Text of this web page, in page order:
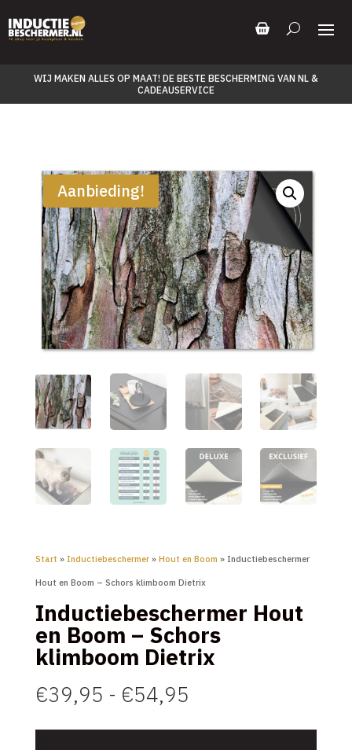
WIJ MAKEN ALLES OP MAAT! DE BESTE BESCHERMING VAN NL &
CADEAUSERVICE
Aanbieding!
Start » Inductiebeschermer» Hout en Boom » Inductiebeschermer
Hout en Boom – Schors klimboom Dietrix
Inductiebeschermer Hout
en Boom – Schors
klimboom Dietrix
€39,95 - €54,95